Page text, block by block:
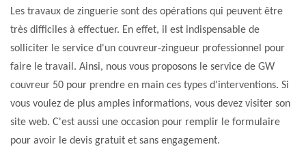
Les travaux de zinguerie sont des opérations qui peuvent être
très difficiles à effectuer. En effet, il est indispensable de
solliciter le service d'un couvreur-zingueur professionnel pour
faire le travail. Ainsi, nous vous proposons le service de GW
couvreur 50 pour prendre en main ces types d'interventions. Si
vous voulez de plus amples informations, vous devez visiter son
site web. C'est aussi une occasion pour remplir le formulaire
pour avoir le devis gratuit et sans engagement.